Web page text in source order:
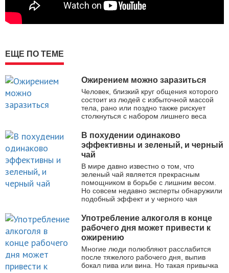
ЕЩЕ ПО ТЕМЕ
Ожирением можно заразиться
Человек, близкий круг общения которого
состоит из людей с избыточной массой
тела, рано или поздно также рискует
столкнуться с набором лишнего веса
В похудении одинаково
эффективны и зеленый, и черный
чай
В мире давно известно о том, что
зеленый чай является прекрасным
помощником в борьбе с лишним весом.
Но совсем недавно эксперты обнаружили
подобный эффект и у черного чая
Употребление алкоголя в конце
рабочего дня может привести к
ожирению
Многие люди полюбляют расслабится
после тяжелого рабочего дня, выпив
бокал пива или вина. Но такая привычка